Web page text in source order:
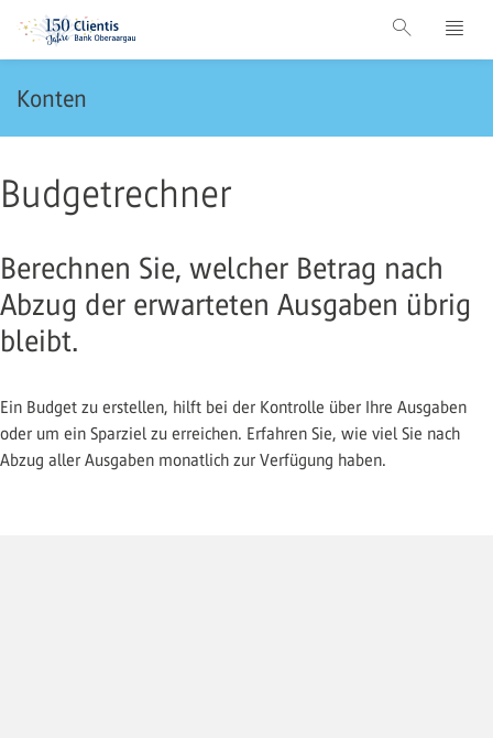
Konten
Budgetrechner
Berechnen Sie, welcher Betrag nach
Abzug der erwarteten Ausgaben übrig
bleibt.
Ein Budget zu erstellen, hilft bei der Kontrolle über Ihre Ausgaben
oder um ein Sparziel zu erreichen. Erfahren Sie, wie viel Sie nach
Abzug aller Ausgaben monatlich zur Verfügung haben.